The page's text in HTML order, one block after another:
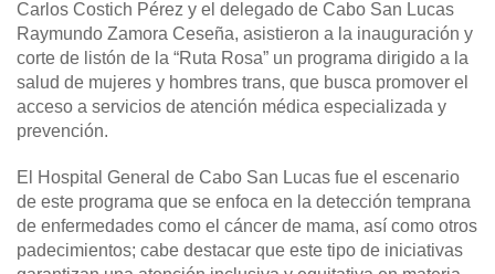
Carlos Costich Pérez y el delegado de Cabo San Lucas
Raymundo Zamora Ceseña, asistieron a la inauguración y
corte de listón de la “Ruta Rosa” un programa dirigido a la
salud de mujeres y hombres trans, que busca promover el
acceso a servicios de atención médica especializada y
prevención.
El Hospital General de Cabo San Lucas fue el escenario
de este programa que se enfoca en la detección temprana
de enfermedades como el cáncer de mama, así como otros
padecimientos; cabe destacar que este tipo de iniciativas